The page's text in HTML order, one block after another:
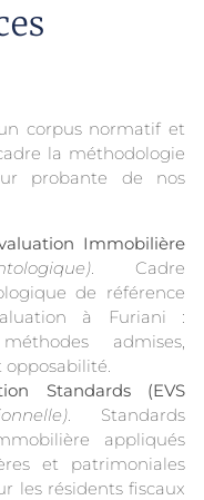
corpus normatif et
la méthodologie
probante de nos
Immobilière
. Cadre
de référence
à Furiani :
admises,
Standards (EVS
. Standards
appliqués
et patrimoniales
les résidents fiscaux